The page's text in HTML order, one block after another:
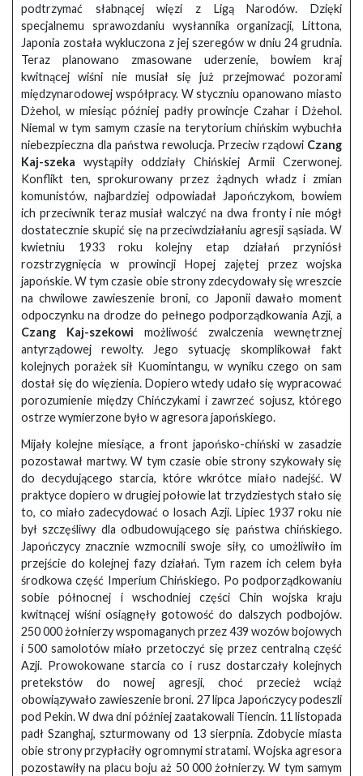
podtrzymać słabnącej więzi z Ligą Narodów. Dzięki
specjalnemu sprawozdaniu wysłannika organizacji, Littona,
Japonia została wykluczona z jej szeregów w dniu 24 grudnia.
Teraz planowano zmasowane uderzenie, bowiem kraj
kwitnącej wiśni nie musiał się już przejmować pozorami
międzynarodowej współpracy. W styczniu opanowano miasto
Dżehol, w miesiąc później padły prowincje Czahar i Dżehol.
Niemal w tym samym czasie na terytorium chińskim wybuchła
niebezpieczna dla państwa rewolucja. Przeciw rządowi Czang
Kaj-szeka wystąpiły oddziały Chińskiej Armii Czerwonej.
Konflikt ten, sprokurowany przez żądnych władz i zmian
komunistów, najbardziej odpowiadał Japończykom, bowiem
ich przeciwnik teraz musiał walczyć na dwa fronty i nie mógł
dostatecznie skupić się na przeciwdziałaniu agresji sąsiada. W
kwietniu 1933 roku kolejny etap działań przyniósł
rozstrzygnięcia w prowincji Hopej zajętej przez wojska
japońskie. W tym czasie obie strony zdecydowały się wreszcie
na chwilowe zawieszenie broni, co Japonii dawało moment
odpoczynku na drodze do pełnego podporządkowania Azji, a
Czang Kaj-szekowi możliwość zwalczenia wewnętrznej
antyrządowej rewolty. Jego sytuację skomplikował fakt
kolejnych porażek sił Kuomintangu, w wyniku czego on sam
dostał się do więzienia. Dopiero wtedy udało się wypracować
porozumienie między Chińczykami i zawrzeć sojusz, którego
ostrze wymierzone było w agresora japońskiego.
Mijały kolejne miesiące, a front japońsko-chiński w zasadzie
pozostawał martwy. W tym czasie obie strony szykowały się
do decydującego starcia, które wkrótce miało nadejść. W
praktyce dopiero w drugiej połowie lat trzydziestych stało się
to, co miało zadecydować o losach Azji. Lipiec 1937 roku nie
był szczęśliwy dla odbudowującego się państwa chińskiego.
Japończycy znacznie wzmocnili swoje siły, co umożliwiło im
przejście do kolejnej fazy działań. Tym razem ich celem była
środkowa część Imperium Chińskiego. Po podporządkowaniu
sobie północnej i wschodniej części Chin wojska kraju
kwitnącej wiśni osiągnęły gotowość do dalszych podbojów.
250 000 żołnierzy wspomaganych przez 439 wozów bojowych
i 500 samolotów miało przetoczyć się przez centralną część
Azji. Prowokowane starcia co i rusz dostarczały kolejnych
pretekstów do nowej agresji, choć przecież wciąż
obowiązywało zawieszenie broni. 27 lipca Japończycy podeszli
pod Pekin. W dwa dni później zaatakowali Tiencin. 11 listopada
padł Szanghaj, szturmowany od 13 sierpnia. Zdobycie miasta
obie strony przypłaciły ogromnymi stratami. Wojska agresora
pozostawiły na placu boju aż 50 000 żołnierzy. W tym samym